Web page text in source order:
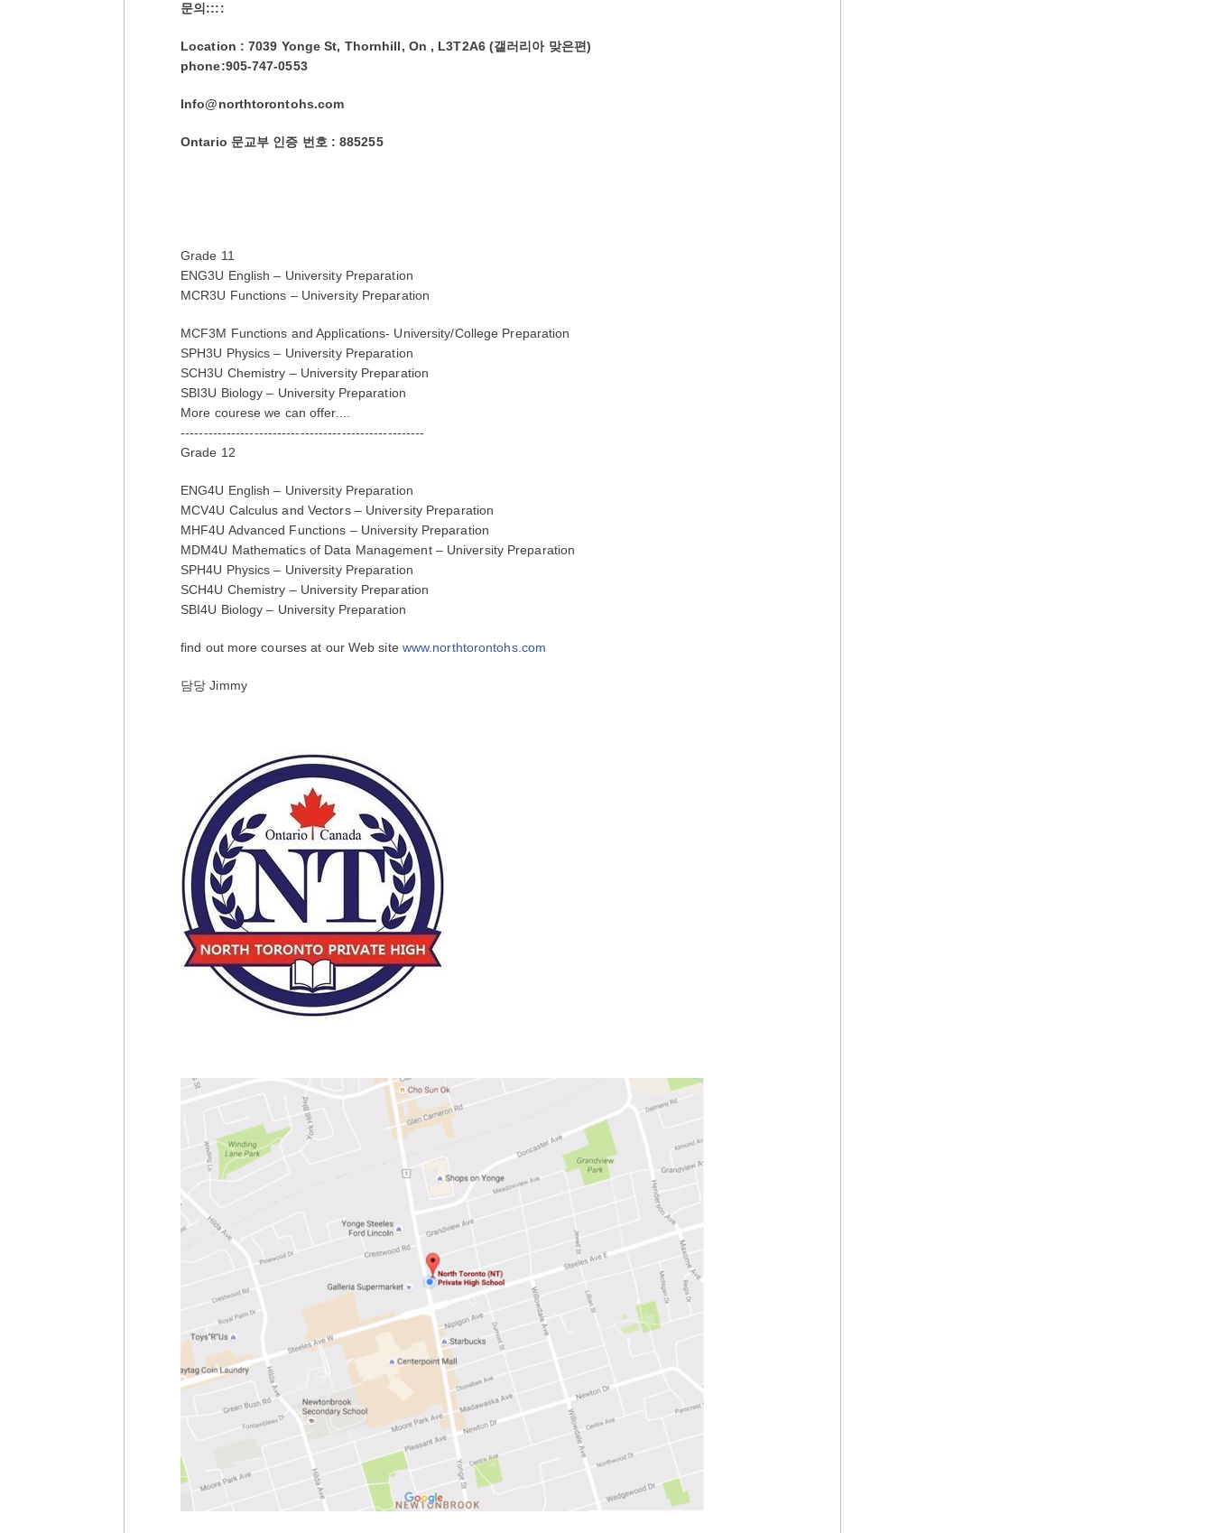
문의::::
Location : 7039 Yonge St, Thornhill, On , L3T2A6 (갤러리아 맞은편)
phone:905-747-0553
Info@northtorontohs.com
Ontario 문교부 인증 번호 : 885255
Grade 11
ENG3U English – University Preparation
MCR3U Functions – University Preparation
MCF3M Functions and Applications- University/College Preparation
SPH3U Physics – University Preparation
SCH3U Chemistry – University Preparation
SBI3U Biology – University Preparation
More courese we can offer....
-----------------------------------------------------
Grade 12
ENG4U English – University Preparation
MCV4U Calculus and Vectors – University Preparation
MHF4U Advanced Functions – University Preparation
MDM4U Mathematics of Data Management – University Preparation
SPH4U Physics – University Preparation
SCH4U Chemistry – University Preparation
SBI4U Biology – University Preparation
find out more courses at our Web site www.northtorontohs.com
담당 Jimmy